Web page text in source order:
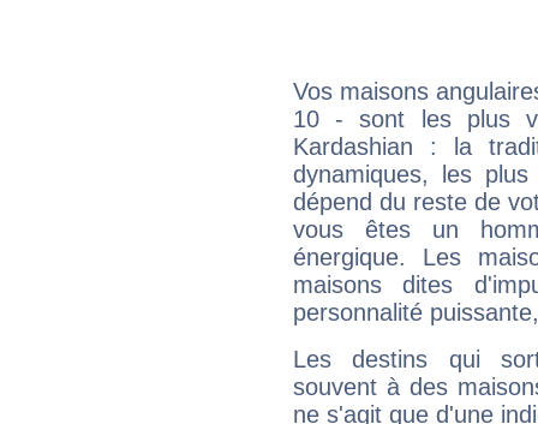
Vos maisons
10 - sont les plus
Kardashian : la
dynamiques, les
dépend du reste de
vous êtes un
énergique. Les
maisons dites
personnalité
Les destins qui
souvent à des
ne s'agit que d'une